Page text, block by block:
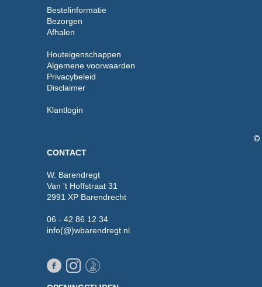
Bestelinformatie
Bezorgen
Afhalen
Houteigenschappen
Algemene voorwaarden
Privacybeleid
Disclaimer
Klantlogin
CONTACT
W. Barendregt
Van 't Hoffstraat 31
2991 XP Barendrecht
06 - 42 86 12 34
info(@)wbarendregt.nl